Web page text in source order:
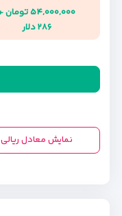
۵۴,۰۰۰,۰۰۰ تومان +
۲۸۶ دلار
نمایش معادل ریالی